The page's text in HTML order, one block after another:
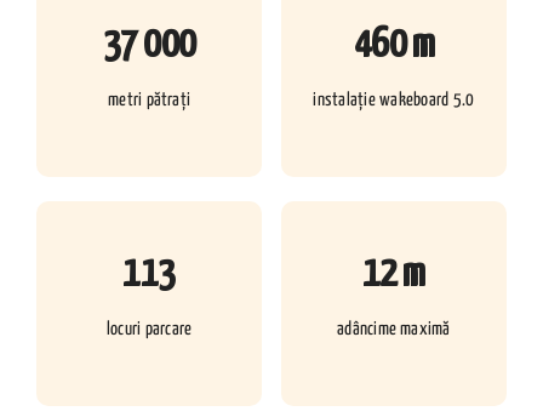
37 000
metri pătrați
460 m
instalație wakeboard 5.0
113
locuri parcare
12 m
adâncime maximă